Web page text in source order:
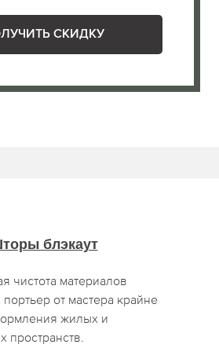
СКИДКУ
блэкаут
чистота материалов
от мастера крайне
жилых и
пространств.